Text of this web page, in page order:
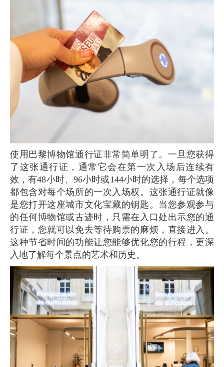
使用巴黎博物馆通行证非常简单明了。一旦您获得
了这张通行证，通常它会在第一次入场后连续有
效，有48小时、96小时或144小时的选择，每个选项
都包含对每个场所的一次入场权。这张通行证就像
是您打开这座城市文化宝藏的钥匙。当您参观参与
的任何博物馆或古迹时，只需在入口处出示您的通
行证，您就可以免去等待购票的麻烦，直接进入。
这种节省时间的功能让您能够优化您的行程，更深
入地了解每个景点的艺术和历史。